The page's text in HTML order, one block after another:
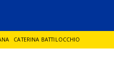
CATERINA BATTILOCCHIO